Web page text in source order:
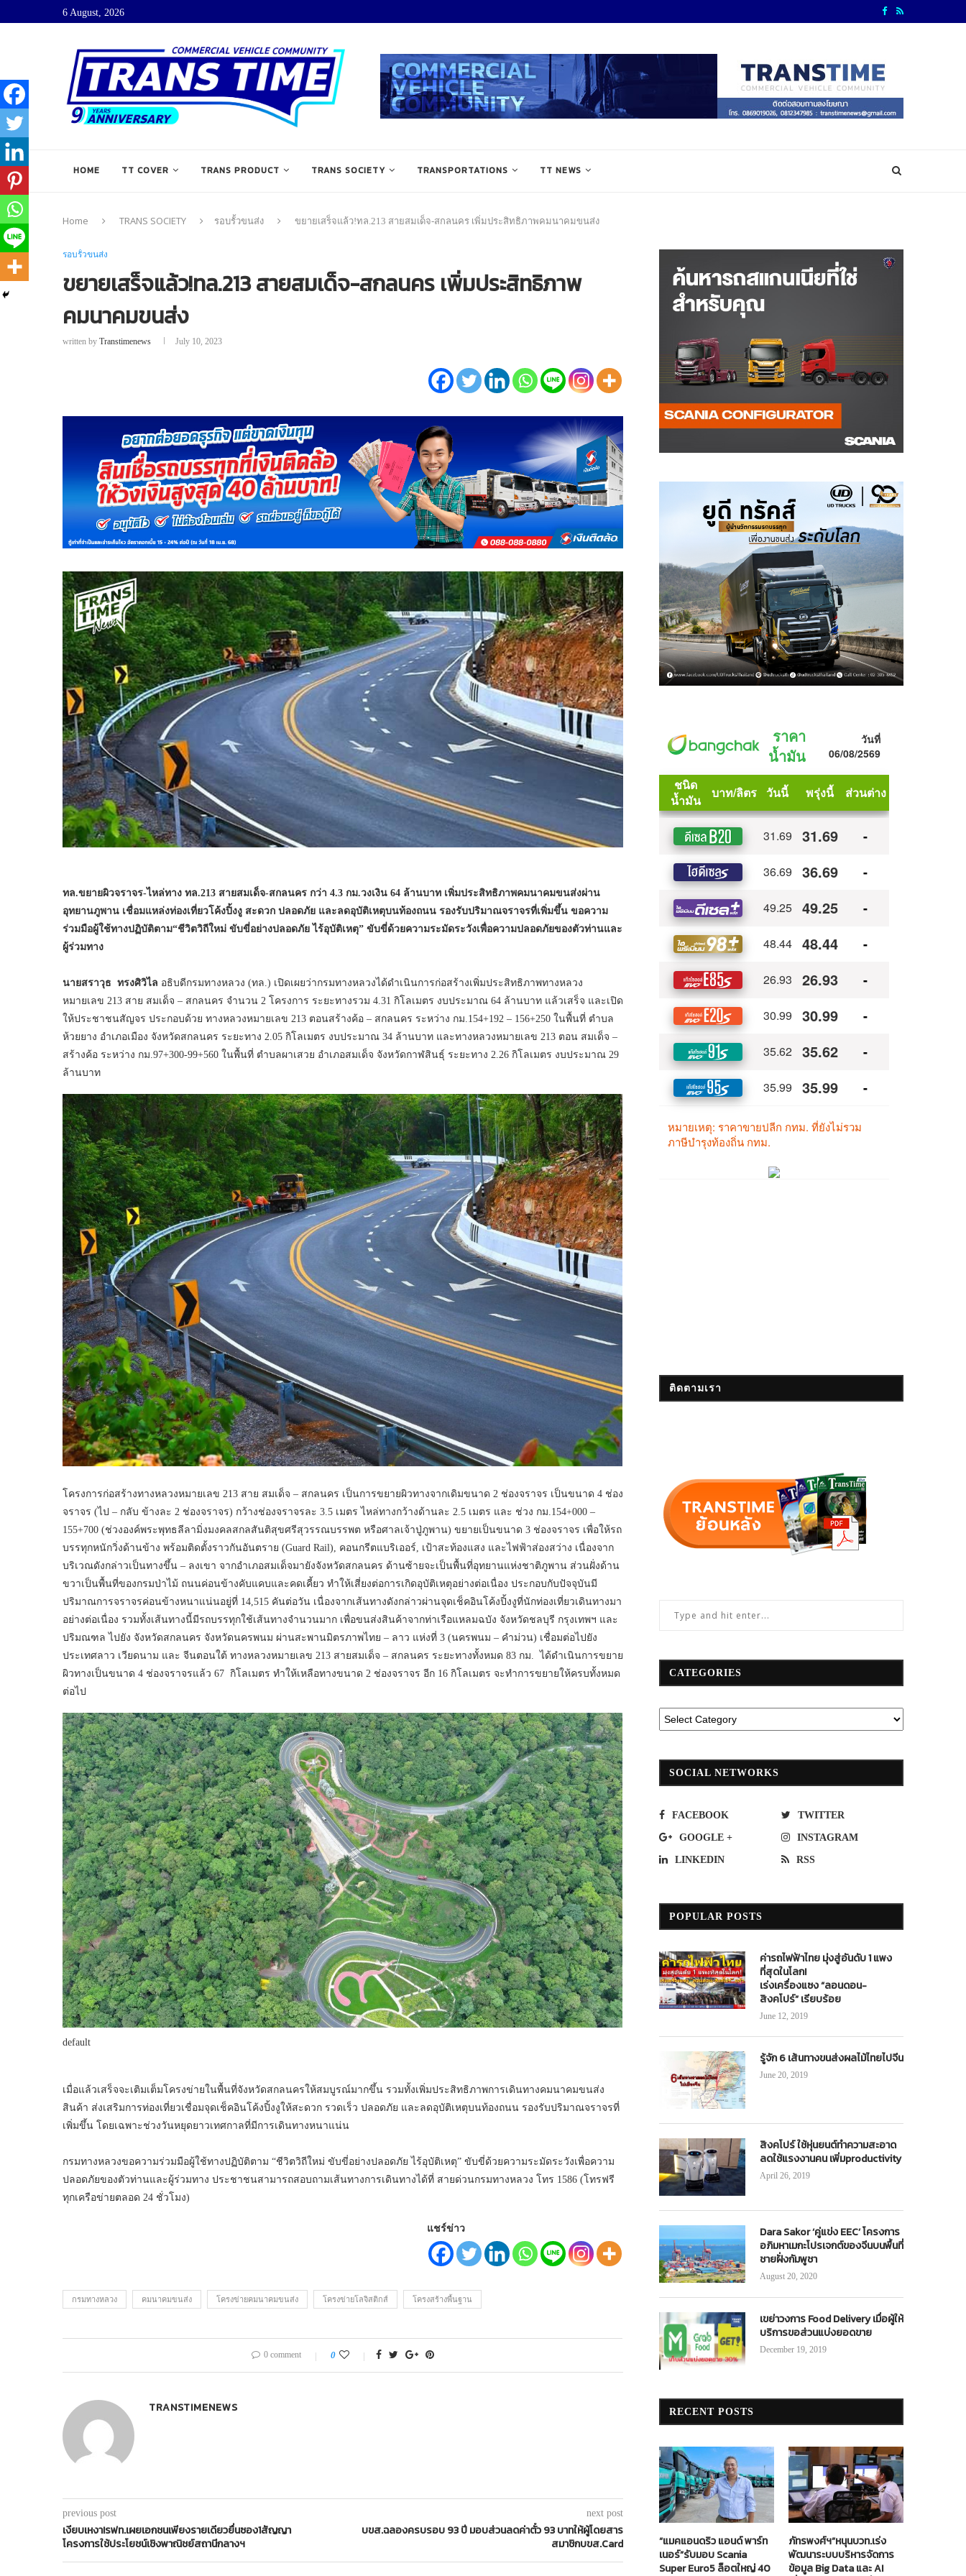
6 August, 2026
HOME TT COVER TRANS PRODUCT TRANS SOCIETY TRANSPORTATIONS TT NEWS
Home TRANS SOCIETY รอบรั้วขนส่ง ขยายเสร็จแล้ว!ทล.213 สายสมเด็จ-สกลนคร เพิ่มประสิทธิภาพคมนาคมขนส่ง
รอบรั้วขนส่ง
ขยายเสร็จแล้ว!ทล.213 สายสมเด็จ-สกลนคร เพิ่มประสิทธิภาพ
คมนาคมขนส่ง
written by Transtimenews July 10, 2023
ทล.ขยายผิวจราจร-ไหล่ทาง ทล.213 สายสมเด็จ-สกลนคร กว่า 4.3 กม.วงเงิน 64 ล้านบาท เพิ่มประสิทธิภาพคมนาคมขนส่งผ่าน
อุทยานภูพาน เชื่อมแหล่งท่องเที่ยวโค้งปิ้งงู สะดวก ปลอดภัย และลดอุบัติเหตุบนท้องถนน รองรับปริมาณจราจรที่เพิ่มขึ้น ขอความ
ร่วมมือผู้ใช้ทางปฏิบัติตาม“ชีวิตวิถีใหม่ ขับขี่อย่างปลอดภัย ไร้อุบัติเหตุ” ขับขี่ด้วยความระมัดระวังเพื่อความปลอดภัยของตัวท่านและ
ผู้ร่วมทาง
นายสราวุธ ทรงศิวิไล อธิบดีกรมทางหลวง (ทล.) เปิดเผยว่ากรมทางหลวงได้ดำเนินการก่อสร้างเพิ่มประสิทธิภาพทางหลวง
หมายเลข 213 สาย สมเด็จ – สกลนคร จำนวน 2 โครงการ ระยะทางรวม 4.31 กิโลเมตร งบประมาณ 64 ล้านบาท แล้วเสร็จ และเปิด
ให้ประชาชนสัญจร ประกอบด้วย ทางหลวงหมายเลข 213 ตอนสร้างค้อ – สกลนคร ระหว่าง กม.154+192 – 156+250 ในพื้นที่ ตำบล
ห้วยยาง อำเภอเมือง จังหวัดสกลนคร ระยะทาง 2.05 กิโลเมตร งบประมาณ 34 ล้านบาท และทางหลวงหมายเลข 213 ตอน สมเด็จ –
สร้างค้อ ระหว่าง กม.97+300-99+560 ในพื้นที่ ตำบลผาเสวย อำเภอสมเด็จ จังหวัดกาฬสินธุ์ ระยะทาง 2.26 กิโลเมตร งบประมาณ 29
ล้านบาท
โครงการก่อสร้างทางหลวงหมายเลข 213 สาย สมเด็จ – สกลนคร เป็นการขยายผิวทางจากเดิมขนาด 2 ช่องจราจร เป็นขนาด 4 ช่อง
จราจร (ไป – กลับ ข้างละ 2 ช่องจราจร) กว้างช่องจราจรละ 3.5 เมตร ไหล่ทางกว้างด้านละ 2.5 เมตร และ ช่วง กม.154+000 –
155+700 (ช่วงองค์พระพุทธลีลามิ่งมงคลสกลสันติสุขศรีสุวรรณบรรพต หรือศาลเจ้าปู่ภูพาน) ขยายเป็นขนาด 3 ช่องจราจร เพื่อให้รถ
บรรทุกหนักวิ่งด้านข้าง พร้อมติดตั้งราวกันอันตราย (Guard Rail), คอนกรีตแบริเออร์, เป้าสะท้องแสง และไฟฟ้าส่องสว่าง เนื่องจาก
บริเวณดังกล่าวเป็นทางขึ้น – ลงเขา จากอำเภอสมเด็จมายังจังหวัดสกลนคร ด้านซ้ายจะเป็นพื้นที่อุทยานแห่งชาติภูพาน ส่วนฝั่งด้าน
ขวาเป็นพื้นที่ของกรมป่าไม้ ถนนค่อนข้างคับแคบและคดเคี้ยว ทำให้เสี่ยงต่อการเกิดอุบัติเหตุอย่างต่อเนื่อง ประกอบกับปัจจุบันมี
ปริมาณการจราจรค่อนข้างหนาแน่นอยู่ที่ 14,515 คันต่อวัน เนื่องจากเส้นทางดังกล่าวผ่านจุดเช็คอินโค้งปิ้งงูที่นักท่องเที่ยวเดินทางมา
อย่างต่อเนื่อง รวมทั้งเส้นทางนี้มีรถบรรทุกใช้เส้นทางจำนวนมาก เพื่อขนส่งสินค้าจากท่าเรือแหลมฉบัง จังหวัดชลบุรี กรุงเทพฯ และ
ปริมณฑล ไปยัง จังหวัดสกลนคร จังหวัดนครพนม ผ่านสะพานมิตรภาพไทย – ลาว แห่งที่ 3 (นครพนม – คำม่วน) เชื่อมต่อไปยัง
ประเทศลาว เวียดนาม และ จีนตอนใต้ ทางหลวงหมายเลข 213 สายสมเด็จ – สกลนคร ระยะทางทั้งหมด 83 กม. ได้ดำเนินการขยาย
ผิวทางเป็นขนาด 4 ช่องจราจรแล้ว 67 กิโลเมตร ทำให้เหลือทางขนาด 2 ช่องจราจร อีก 16 กิโลเมตร จะทำการขยายให้ครบทั้งหมด
ต่อไป
default
เมื่อแล้วเสร็จจะเติมเต็มโครงข่ายในพื้นที่จังหวัดสกลนครให้สมบูรณ์มากขึ้น รวมทั้งเพิ่มประสิทธิภาพการเดินทางคมนาคมขนส่ง
สินค้า ส่งเสริมการท่องเที่ยวเชื่อมจุดเช็คอินโค้งปิ้งงูให้สะดวก รวดเร็ว ปลอดภัย และลดอุบัติเหตุบนท้องถนน รองรับปริมาณจราจรที่
เพิ่มขึ้น โดยเฉพาะช่วงวันหยุดยาวเทศกาลที่มีการเดินทางหนาแน่น
กรมทางหลวงขอความร่วมมือผู้ใช้ทางปฏิบัติตาม “ชีวิตวิถีใหม่ ขับขี่อย่างปลอดภัย ไร้อุบัติเหตุ” ขับขี่ด้วยความระมัดระวังเพื่อความ
ปลอดภัยของตัวท่านและผู้ร่วมทาง ประชาชนสามารถสอบถามเส้นทางการเดินทางได้ที่ สายด่วนกรมทางหลวง โทร 1586 (โทรฟรี
ทุกเครือข่ายตลอด 24 ชั่วโมง)
แชร์ข่าว
กรมทางหลวง คมนาคมขนส่ง โครงข่ายคมนาคมขนส่ง โครงข่ายโลจิสติกส์ โครงสร้างพื้นฐาน
0 comment 0
TRANSTIMENEWS
previous post
เงียบเหงา!รฟท.เผยเอกชนเพียงรายเดียวยื่นซอง1สัญญา
โครงการใช้ประโยชน์เชิงพาณิชย์สถานีกลางฯ
next post
บขส.ฉลองครบรอบ 93 ปี มอบส่วนลดค่าตั๋ว 93 บาทให้ผู้โดยสาร
สมาชิกบขส.Card
ติดตามเรา
CATEGORIES
SOCIAL NETWORKS
FACEBOOK TWITTER
GOOGLE + INSTAGRAM
LINKEDIN RSS
POPULAR POSTS
ค่ารถไฟฟ้าไทย มุ่งสู่อันดับ 1 แพง
ที่สุดในโลก!
เร่งเครื่องแซง “ลอนดอน-
สิงคโปร์” เรียบร้อย
June 12, 2019
รู้จัก 6 เส้นทางขนส่งผลไม้ไทยไปจีน
June 20, 2019
สิงคโปร์ ใช้หุ่นยนต์ทำความสะอาด
ลดใช้แรงงานคน เพิ่มproductivity
April 26, 2019
Dara Sakor ‘คู่แข่ง EEC’ โครงการ
อภิมหาเมกะโปรเจกต์ของจีนบนพื้นที่
ชายฝั่งกัมพูชา
August 20, 2020
เขย่าวงการ Food Delivery เมื่อผู้ให้
บริการขอส่วนแบ่งยอดขาย
December 19, 2019
RECENT POSTS
“แมคแอนดริว แอนด์ พาร์ท
เนอร์”รับมอบ Scania
Super Euro5 ล็อตใหญ่ 40
ภัทรพงศ์ฯ”หนุนบวท.เร่ง
พัฒนาระบบบริหารจัดการ
ข้อมูล Big Data และ AI